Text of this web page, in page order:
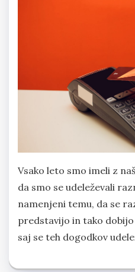
Vsako leto smo imeli z
da smo se udeleževali
namenjeni temu, da se
predstavijo in tako
saj se teh dogodkov